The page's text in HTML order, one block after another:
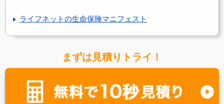
ライフネットの生命保険マニフェスト
まずは見積りトライ！